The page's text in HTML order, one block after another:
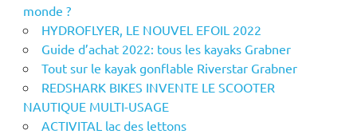
monde ?
HYDROFLYER, LE NOUVEL EFOIL 2022
Guide d’achat 2022: tous les kayaks Grabner
Tout sur le kayak gonflable Riverstar Grabner
REDSHARK BIKES INVENTE LE SCOOTER
NAUTIQUE MULTI-USAGE
ACTIVITAL lac des lettons